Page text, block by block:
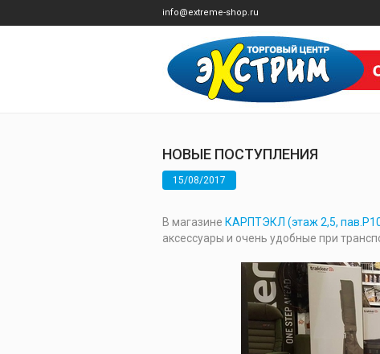
info@extreme-shop.ru
НОВЫЕ ПОСТУПЛЕНИЯ
15/08/2017
В магазине КАРПТЭКЛ (этаж 2,5,
аксессуары и очень удобные при